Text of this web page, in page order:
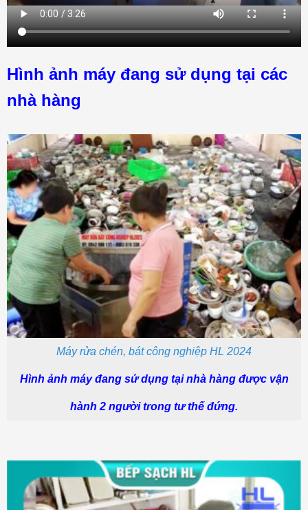
Hình ảnh máy đang sử dụng tại các
nhà hàng
Máy rửa chén, bát công nghiệp HL 2024
Hình ảnh máy đang sử dụng tại nhà hàng được vận
hành 2 người trong tư thế đứng.